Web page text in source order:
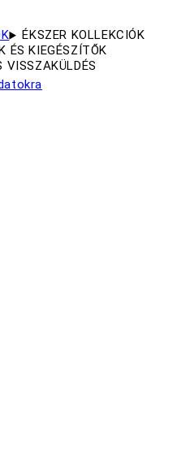
ÉKSZER KOLLEKCIÓK
ÉS KIEGÉSZÍTŐK
VISSZAKÜLDÉS